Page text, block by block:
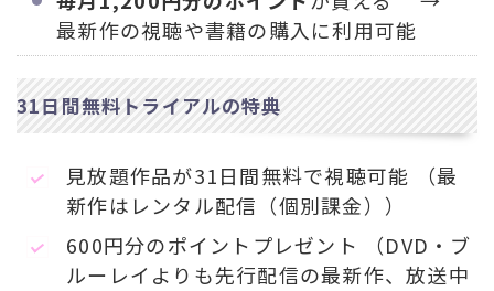
最新作の視聴や書籍の購入に利用可能
31日間無料トライアルの特典
見放題作品が31日間無料で視聴可能 （最
新作はレンタル配信（個別課金））
600円分のポイントプレゼント （DVD・ブ
ルーレイよりも先行配信の最新作、放送中